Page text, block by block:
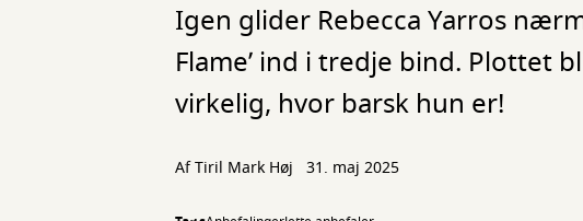
Igen glider Rebecca Yarros
Flame’ ind i tredje bind. Plottet
virkelig, hvor barsk hun er!
AfTiril Mark Høj 31. maj 2025